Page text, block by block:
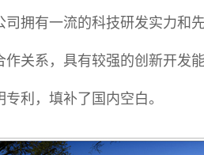
司拥有一流的科技研发实力和
作关系，具有较强的创新开发
利，填补了国内空白。